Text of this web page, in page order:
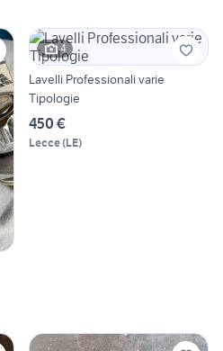
4
Lavelli Professionali varie
Tipologie
450 €
Lecce(LE)